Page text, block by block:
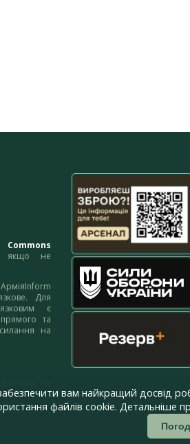
Commons
якщо не
Для
є
та
на
вам найкращий досвід
файлів cookie. Детальніше